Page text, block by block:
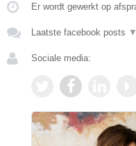
Er wordt gewerkt op
Laatste facebook posts ▼
Sociale media: